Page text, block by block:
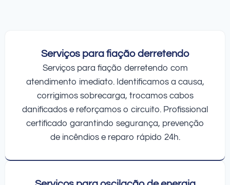
Serviços para fiação derretendo
Serviços para fiação derretendo com
atendimento imediato. Identificamos a causa,
corrigimos sobrecarga, trocamos cabos
danificados e reforçamos o circuito. Profissional
certificado garantindo segurança, prevenção
de incêndios e reparo rápido 24h.